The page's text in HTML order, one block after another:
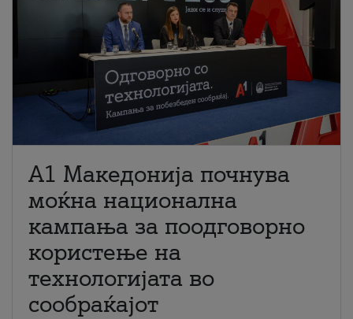
A1 Македонија почнува
моќна национална
кампања за поодговорно
користење на
технологијата во
сообраќајот